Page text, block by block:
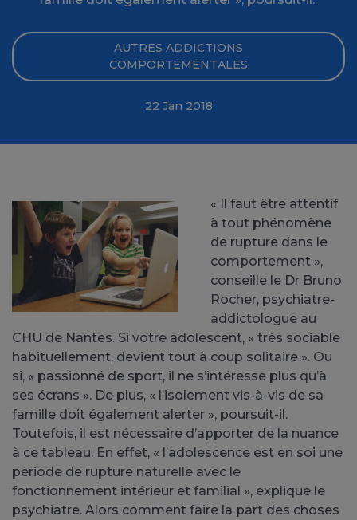
AUTRES ADDICTIONS
COMPORTEMENTALES
22 Jan 2018
« Il faut être attentif
à tout phénomène
de rupture dans le
comportement »,
conseille le Dr Bruno
Rocher, psychiatre-
addictologue au
CHU de Nantes. Si votre adolescent, « très sociable
habituellement, devient tout à coup solitaire ». Ou
si, « passionné de sport, il ne s’intéresse plus qu’à
ses écrans ». De plus, « l’isolement vis-à-vis de sa
famille doit également alerter », poursuit-il.
Toutefois, il est nécessaire d’apporter de la nuance
à ce tableau. En effet, « l’adolescence est en soi une
période de rupture naturelle avec le
fonctionnement intérieur et familial », explique le
psychiatre. Alors comment faire la part des choses